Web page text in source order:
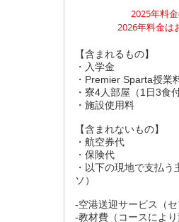
2025年料
2026年料金は
【含まれるもの】
・入学金
・Premier Sparta授
・寮4人部屋（1日3
・施設使用料
【含まれないもの】
・航空券代
・保険代
・以下の現地で支払
ソ）
-空港送迎サービス（
-教材費（コースにより